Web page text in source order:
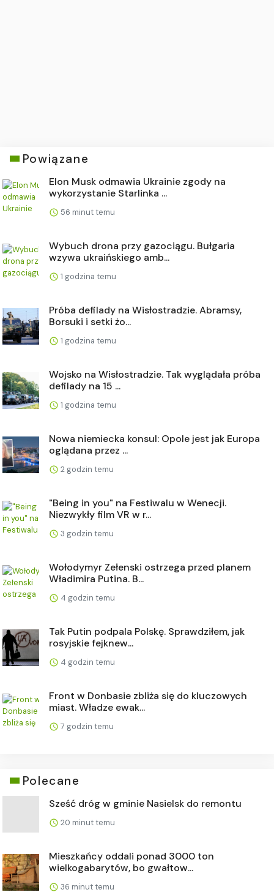
Powiązane
Elon Musk odmawia Ukrainie zgody na
wykorzystanie Starlinka ...
56 minut temu
Wybuch drona przy gazociągu. Bułgaria
wzywa ukraińskiego amb...
1 godzina temu
Próba defilady na Wisłostradzie. Abramsy,
Borsuki i setki żo...
1 godzina temu
Wojsko na Wisłostradzie. Tak wyglądała próba
defilady na 15 ...
1 godzina temu
Nowa niemiecka konsul: Opole jest jak Europa
oglądana przez ...
2 godzin temu
"Being in you" na Festiwalu w Wenecji.
Niezwykły film VR w r...
3 godzin temu
Wołodymyr Zełenski ostrzega przed planem
Władimira Putina. B...
4 godzin temu
Tak Putin podpala Polskę. Sprawdziłem, jak
rosyjskie fejknew...
4 godzin temu
Front w Donbasie zbliża się do kluczowych
miast. Władze ewak...
7 godzin temu
Polecane
Sześć dróg w gminie Nasielsk do remontu
20 minut temu
Mieszkańcy oddali ponad 3000 ton
wielkogabarytów, bo gwałtow...
36 minut temu